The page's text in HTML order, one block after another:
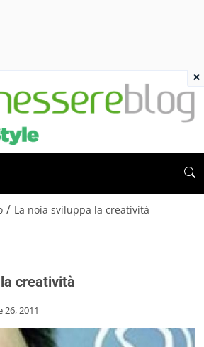
/ La noia sviluppa la creatività
creatività
2011
×